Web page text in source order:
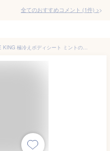
全てのおすすめコメント (1件) >
【単品5個セット】 アイスノン ICE KING 極冷えボディシート ミントの香り 白元アース 30枚(代引不可)【ポイント10倍】【送料無料】